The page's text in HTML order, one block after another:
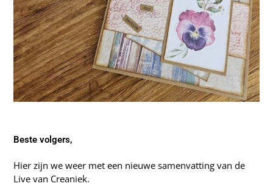
Beste volgers,
Hier zijn we weer met een nieuwe samenvatting van de
Live van Creaniek.